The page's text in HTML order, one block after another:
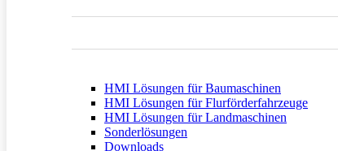
HMI Lösungen für Baumaschinen
HMI Lösungen für Flurförderfahrzeuge
HMI Lösungen für Landmaschinen
Sonderlösungen
Downloads